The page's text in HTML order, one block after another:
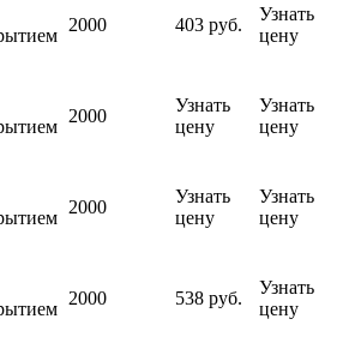
2000 403 руб.
Узнать
цену
2000
Узнать
цену
Узнать
цену
2000
Узнать
цену
Узнать
цену
2000 538 руб.
Узнать
цену